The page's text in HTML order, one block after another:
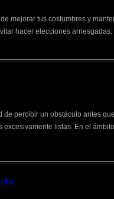
mejorar tus costumbres y
hacer elecciones
de percibir un obstáculo antes
listas. En el